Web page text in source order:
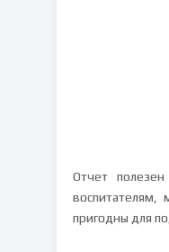
Отчет
воспитателям,
пригодны для